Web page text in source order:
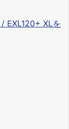
EXL120+ XLを